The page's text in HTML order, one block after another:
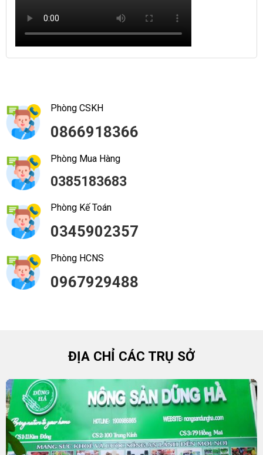
Phòng CSKH
0866918366
Phòng Mua Hàng
0385183683
Phòng Kế Toán
0345902357
Phòng HCNS
0967929488
ĐỊA CHỈ CÁC TRỤ SỞ